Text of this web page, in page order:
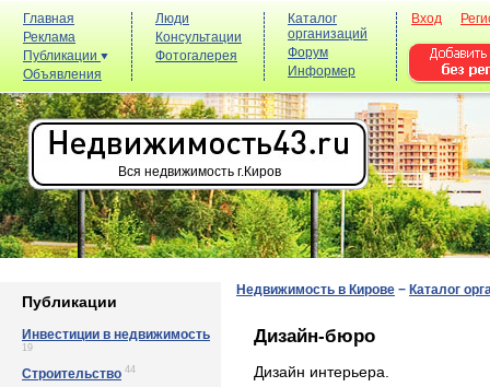
Главная
Реклама
Публикации
Объявления
Люди
Консультации
Фотогалерея
Каталог
организаций
Форум
Информер
Вход
Вся недвижимость г.Киров
Публикации
Инвестиции в недвижимость
19
Строительство 44
Недвижимость в Кирове − Каталог
Дизайн-бюро
Дизайн интерьера.